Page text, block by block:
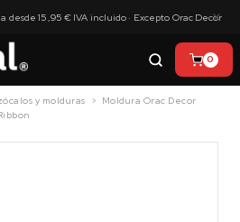
desde 15,95 € IVA incluido · Excepto Orac Decor
×
0
y molduras
Moldura Orac Decor